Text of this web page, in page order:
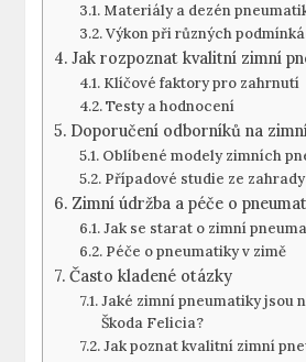
Materiály a dezén
Výkon při různých
Jak rozpoznat kvalitní zimní
Klíčové faktory pro zahrnutí
Testy a hodnocení
Doporučení odborníků na
Oblíbené modely zimních
Případové studie ze zahrady
Zimní údržba a péče o
Jak se starat o zimní
Péče o pneumatiky v zimě
Často kladené otázky
Jaké zimní pneumatiky jsou
Škoda Felicia?
Jak poznat kvalitní zimní